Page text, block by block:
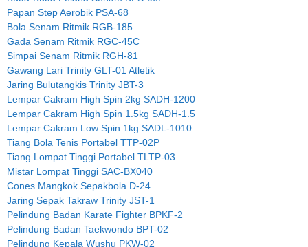
Papan Step Aerobik PSA-68
Bola Senam Ritmik RGB-185
Gada Senam Ritmik RGC-45C
Simpai Senam Ritmik RGH-81
Gawang Lari Trinity GLT-01 Atletik
Jaring Bulutangkis Trinity JBT-3
Lempar Cakram High Spin 2kg SADH-1200
Lempar Cakram High Spin 1.5kg SADH-1.5
Lempar Cakram Low Spin 1kg SADL-1010
Tiang Bola Tenis Portabel TTP-02P
Tiang Lompat Tinggi Portabel TLTP-03
Mistar Lompat Tinggi SAC-BX040
Cones Mangkok Sepakbola D-24
Jaring Sepak Takraw Trinity JST-1
Pelindung Badan Karate Fighter BPKF-2
Pelindung Badan Taekwondo BPT-02
Pelindung Kepala Wushu PKW-02